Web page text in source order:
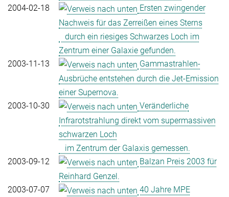
2004-02-18
Ersten zwingender
Nachweis für das Zerreißen eines Sterns
durch ein riesiges Schwarzes Loch im
Zentrum einer Galaxie gefunden.
2003-11-13
Gammastrahlen-
Ausbrüche entstehen durch die Jet-Emission
einer Supernova.
2003-10-30
Veränderliche
Infrarotstrahlung direkt vom supermassiven
schwarzen Loch
im Zentrum der Galaxis gemessen.
2003-09-12
Balzan Preis 2003 für
Reinhard Genzel.
2003-07-07
40 Jahre MPE